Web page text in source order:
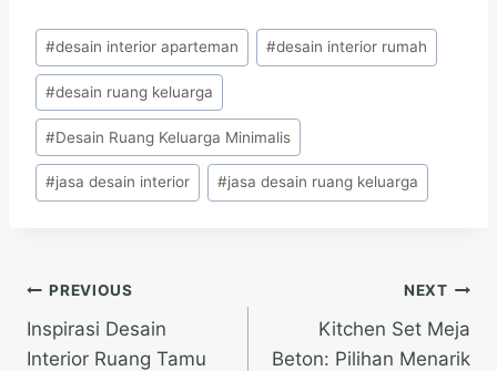
Post
Tags:
#desain interior aparteman #desain interior rumah
#desain ruang keluarga
#Desain Ruang Keluarga Minimalis
#jasa desain interior #jasa desain ruang keluarga
Post
navigation
PREVIOUS
Inspirasi Desain
Interior Ruang Tamu
NEXT
Kitchen Set Meja
Beton: Pilihan Menarik